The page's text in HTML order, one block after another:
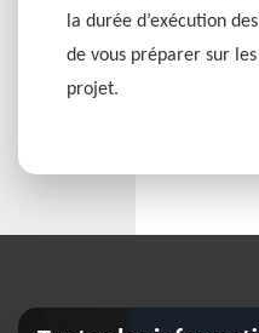
la durée d’exécution
de vous préparer sur
projet.